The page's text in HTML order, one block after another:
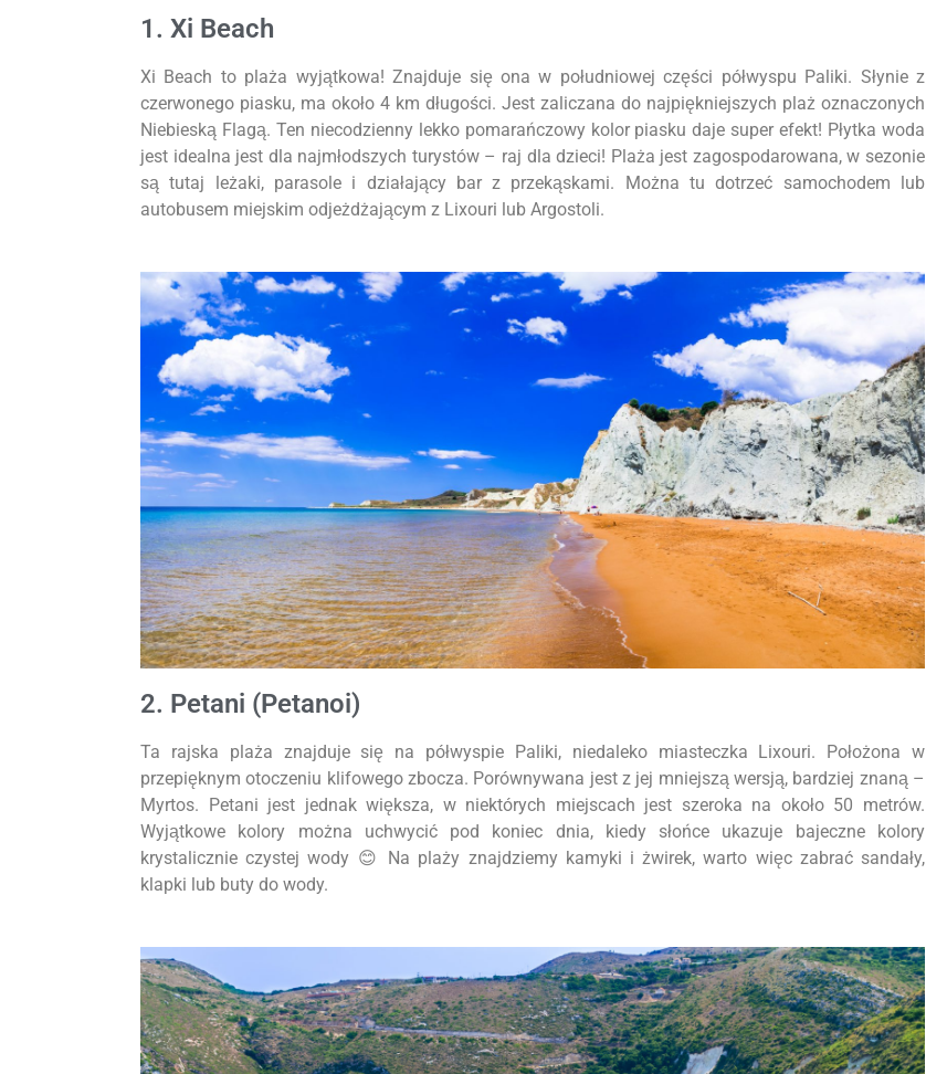
1. Xi Beach
Xi Beach to plaża wyjątkowa! Znajduje się ona w południowej części półwyspu Paliki. Słynie z
czerwonego piasku, ma około 4 km długości. Jest zaliczana do najpiękniejszych plaż oznaczonych
Niebieską Flagą. Ten niecodzienny lekko pomarańczowy kolor piasku daje super efekt! Płytka woda
jest idealna jest dla najmłodszych turystów – raj dla dzieci! Plaża jest zagospodarowana, w sezonie
są tutaj leżaki, parasole i działający bar z przekąskami. Można tu dotrzeć samochodem lub
autobusem miejskim odjeżdżającym z Lixouri lub Argostoli.
2. Petani (Petanoi)
Ta rajska plaża znajduje się na półwyspie Paliki, niedaleko miasteczka Lixouri. Położona w
przepięknym otoczeniu klifowego zbocza. Porównywana jest z jej mniejszą wersją, bardziej znaną –
Myrtos. Petani jest jednak większa, w niektórych miejscach jest szeroka na około 50 metrów.
Wyjątkowe kolory można uchwycić pod koniec dnia, kiedy słońce ukazuje bajeczne kolory
krystalicznie czystej wody 😊
Na plaży znajdziemy kamyki i żwirek, warto więc zabrać sandały,
klapki lub buty do wody.